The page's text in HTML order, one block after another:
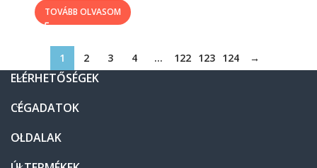
TOVÁBB OLVASOM
1 2 3 4 … 122 123 124 →
ELÉRHETŐSÉGEK
CÉGADATOK
OLDALAK